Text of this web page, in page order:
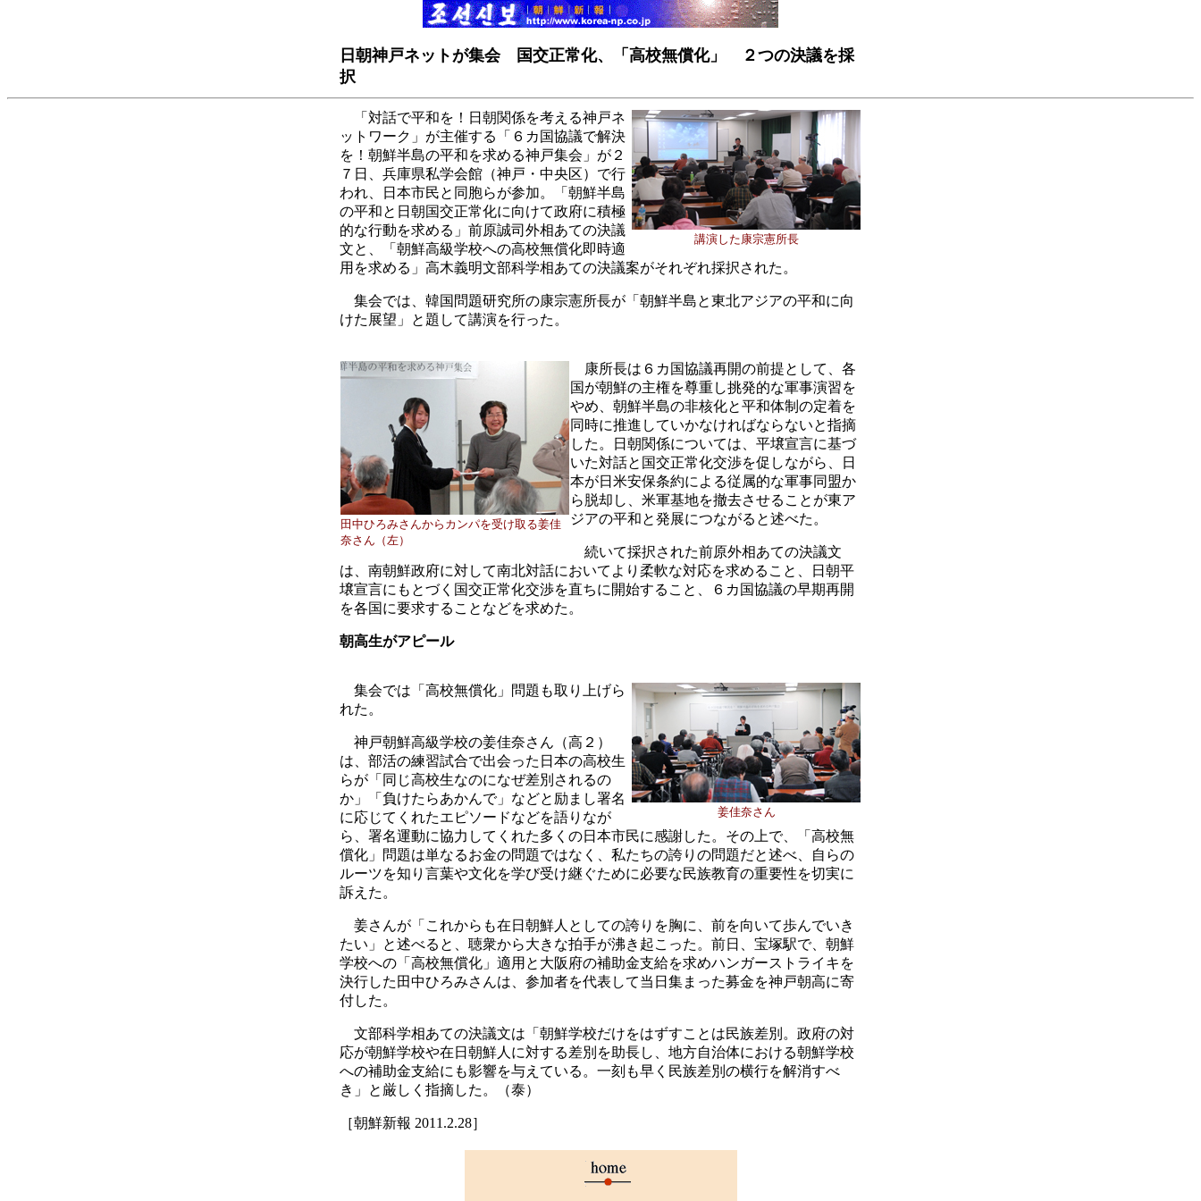
日朝神戸ネットが集会 国交正常化、「高校無償化」
２つの決議を採
択
講演した康宗憲所長
「対話で平和を！日朝関係を考える神戸ネ
ットワーク」が主催する「６カ国協議で解決
を！朝鮮半島の平和を求める神戸集会」が ２
７ 日、兵庫県私学会館（神戸・中央区）で行
われ、日本市民と同胞らが参加。「朝鮮半島
の平和と日朝国交正常化に向けて政府に積極
的な行動を求める」前原誠司外相あての決議
文と、「朝鮮高級学校への高校無償化即時適
用を求める」高木義明文部科学相あての決議案がそれぞれ採択された。
集会では、韓国問題研究所の康宗憲所長が「朝鮮半島と東北アジアの平和に向
けた展望」と題して講演を行った。
田中ひろみさんからカンパを受け取る姜佳
奈さん（左）
康所長は ６ カ国協議再開の前提として、各
国が朝鮮の主権を尊重し挑発的な軍事演習を
やめ、朝鮮半島の非核化と平和体制の定着を
同時に推進していかなければならないと指摘
した。日朝関係については、平壌宣言に基づ
いた対話と国交正常化交渉を促しながら、日
本が日米安保条約による従属的な軍事同盟か
ら脱却し、米軍基地を撤去させることが東ア
ジアの平和と発展につながると述べた。
続いて採択された前原外相あての決議文
は、南朝鮮政府に対して南北対話においてより柔軟な対応を求めること、日朝平
壌宣言にもとづく国交正常化交渉を直ちに開始すること、
６ カ国協議の早期再開
を各国に要求することなどを求めた。
朝高生がアピール
姜佳奈さん
集会では「高校無償化」問題も取り上げら
れた。
神戸朝鮮高級学校の姜佳奈さん（高２）
は、部活の練習試合で出会った日本の高校生
らが「同じ高校生なのになぜ差別されるの
か」「負けたらあかんで」などと励まし署名
に応じてくれたエピソードなどを語りなが
ら、署名運動に協力してくれた多くの日本市民に感謝した。その上で、「高校無
償化」問題は単なるお金の問題ではなく、私たちの誇りの問題だと述べ、自らの
ルーツを知り言葉や文化を学び受け継ぐために必要な民族教育の重要性を切実に
訴えた。
姜さんが「これからも在日朝鮮人としての誇りを胸に、前を向いて歩んでいき
たい」と述べると、聴衆から大きな拍手が沸き起こった。前日、宝塚駅で、朝鮮
学校への「高校無償化」適用と大阪府の補助金支給を求めハンガーストライキを
決行した田中ひろみさんは、参加者を代表して当日集まった募金を神戸朝高に寄
付した。
文部科学相あての決議文は「朝鮮学校だけをはずすことは民族差別。政府の対
応が朝鮮学校や在日朝鮮人に対する差別を助長し、地方自治体における朝鮮学校
への補助金支給にも影響を与えている。一刻も早く民族差別の横行を解消すべ
き」と厳しく指摘した。（泰）
［朝鮮新報 2011.2.28］